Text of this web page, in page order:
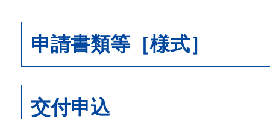
申請書類等［様式］
交付申込